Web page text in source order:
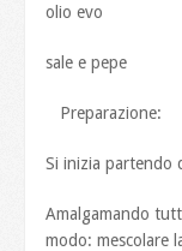
olio evo
sale e pepe
Preparazione:
Si inizia partendo
Amalgamando
modo: mescolare